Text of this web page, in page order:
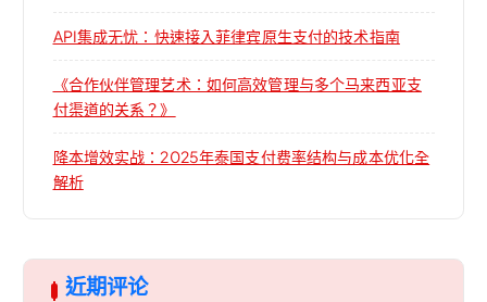
API集成无忧：快速接入菲律宾原生支付的技术指南
《合作伙伴管理艺术：如何高效管理与多个马来西亚支
付渠道的关系？》
降本增效实战：2025年泰国支付费率结构与成本优化全
解析
近期评论